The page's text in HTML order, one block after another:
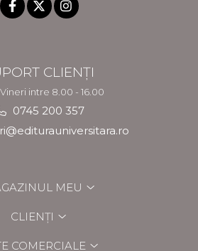
CLIENȚI
intre 8.00 - 16.00
0745 200 357
MEU
CLIENȚI
COMERCIALE